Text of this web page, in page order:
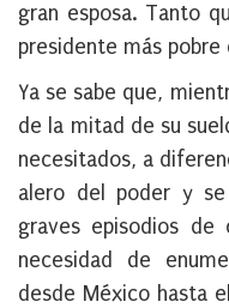
gran esposa. Tanto
presidente más pobre
Ya se sabe que,
de la mitad de su
necesitados, a
alero del poder y
graves episodios de
necesidad de
desde México hasta